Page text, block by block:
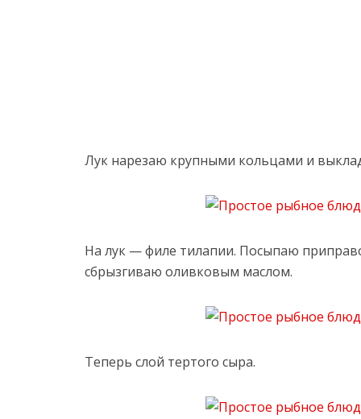
Лук нарезаю крупными кольцами и
На лук — филе тилапии. Посыпаю
сбрызгиваю оливковым маслом.
Теперь слой тертого сыра.